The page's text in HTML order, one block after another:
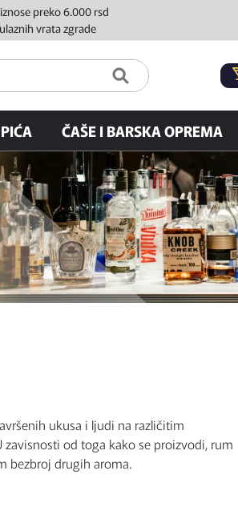
preko 6.000 rsd
vrata zgrade
ČAŠE I BARSKA OPREMA
ukusa i ljudi na različitim
od toga kako se proizvodi, rum
bezbroj drugih aroma.